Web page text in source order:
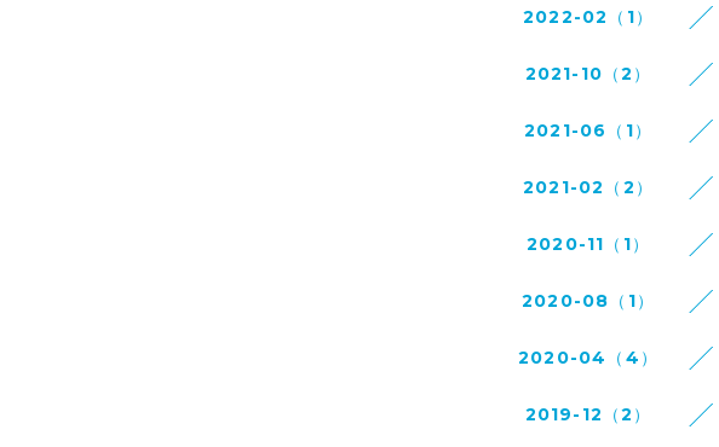
2022-02（1）
2021-10（2）
2021-06（1）
2021-02（2）
2020-11（1）
2020-08（1）
2020-04（4）
2019-12（2）